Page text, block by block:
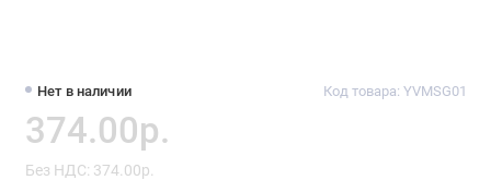
Нет в наличии Код товара: YVMSG01
374.00р.
Без НДС: 374.00р.